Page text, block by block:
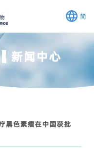
简
新闻中心
黑色素瘤在中国获批